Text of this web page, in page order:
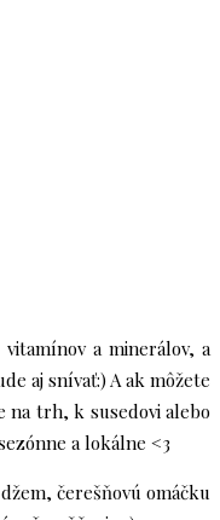
a minerálov, a
aj snívať:) A ak môžete
na trh, k susedovi alebo
a lokálne <3
čerešňovú omáčku